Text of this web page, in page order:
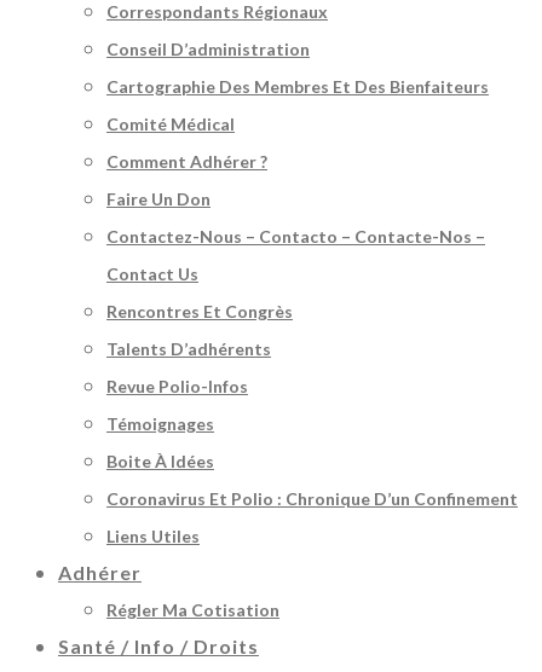
Correspondants Régionaux
Conseil D’administration
Cartographie Des Membres Et Des Bienfaiteurs
Comité Médical
Comment Adhérer ?
Faire Un Don
Contactez-Nous – Contacto – Contacte-Nos –
Contact Us
Rencontres Et Congrès
Talents D’adhérents
Revue Polio-Infos
Témoignages
Boite À Idées
Coronavirus Et Polio : Chronique D’un Confinement
Liens Utiles
Adhérer
Régler Ma Cotisation
Santé / Info / Droits